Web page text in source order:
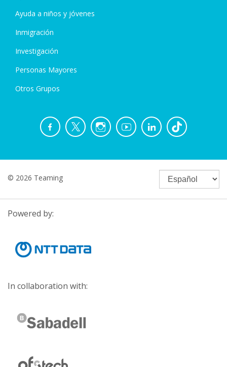
Ayuda a niños y jóvenes
Inmigración
Investigación
Personas Mayores
Otros Grupos
© 2026 Teaming
Powered by:
In collaboration with: